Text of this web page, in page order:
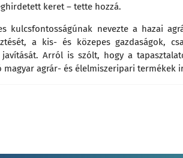
keret – tette hozzá.
kulcsfontosságúnak nevezte a hazai
a kis- és közepes gazdaságok,
javítását. Arról is szólt, hogy a
magyar agrár- és élelmiszeripari termékek